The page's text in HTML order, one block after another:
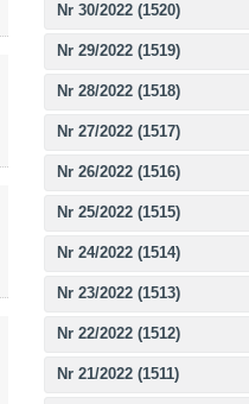
Nr 30/2022 (1520)
Nr 29/2022 (1519)
Nr 28/2022 (1518)
Nr 27/2022 (1517)
Nr 26/2022 (1516)
Nr 25/2022 (1515)
Nr 24/2022 (1514)
Nr 23/2022 (1513)
Nr 22/2022 (1512)
Nr 21/2022 (1511)